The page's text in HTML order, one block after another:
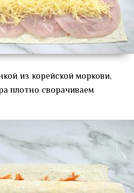
из корейской моркови,
плотно сворачиваем